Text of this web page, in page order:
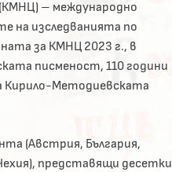
– международно
на изследванията по
за КМНЦ 2023 г., в
писменост, 110 години
Кирило-Методиевската
(Австрия, България,
представящи десетки